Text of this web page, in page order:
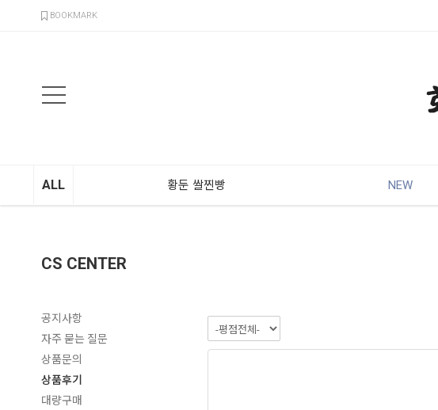
BOOKMARK
ALL 황둔 쌀찐빵 NEW
CS CENTER
공지사항
자주 묻는 질문
상품문의
상품후기
대량구매